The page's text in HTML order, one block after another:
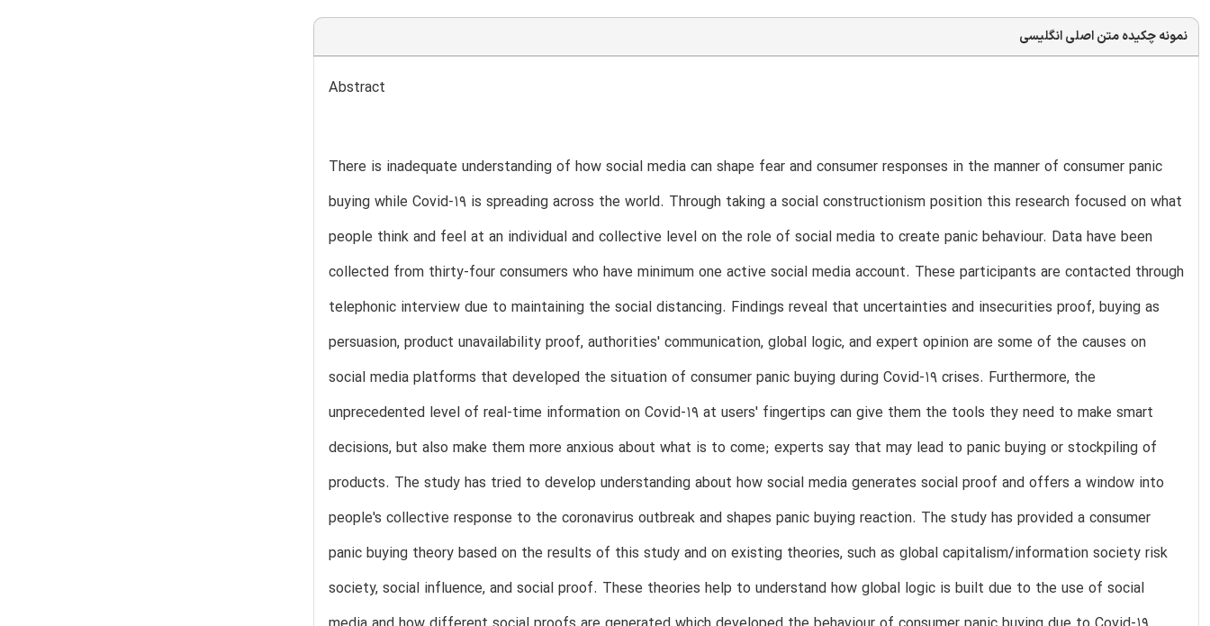
نمونه چکیده متن اصلی انگلیسی
Abstract
There is inadequate understanding of how social media can shape fear and consumer responses in the manner of consumer panic
buying while Covid-19 is spreading across the world. Through taking a social constructionism position this research focused on what
people think and feel at an individual and collective level on the role of social media to create panic behaviour. Data have been
collected from thirty-four consumers who have minimum one active social media account. These participants are contacted through
telephonic interview due to maintaining the social distancing. Findings reveal that uncertainties and insecurities proof, buying as
persuasion, product unavailability proof, authorities' communication, global logic, and expert opinion are some of the causes on
social media platforms that developed the situation of consumer panic buying during Covid-19 crises. Furthermore, the
unprecedented level of real-time information on Covid-19 at users' fingertips can give them the tools they need to make smart
decisions, but also make them more anxious about what is to come; experts say that may lead to panic buying or stockpiling of
products. The study has tried to develop understanding about how social media generates social proof and offers a window into
people's collective response to the coronavirus outbreak and shapes panic buying reaction. The study has provided a consumer
panic buying theory based on the results of this study and on existing theories, such as global capitalism/information society risk
society, social influence, and social proof. These theories help to understand how global logic is built due to the use of social